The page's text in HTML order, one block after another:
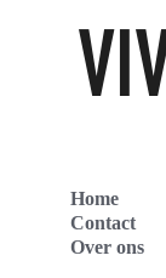
Home
Contact
Over ons